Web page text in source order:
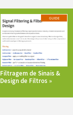
GUIDE
Filtragem de Sinais &
Design de Filtros